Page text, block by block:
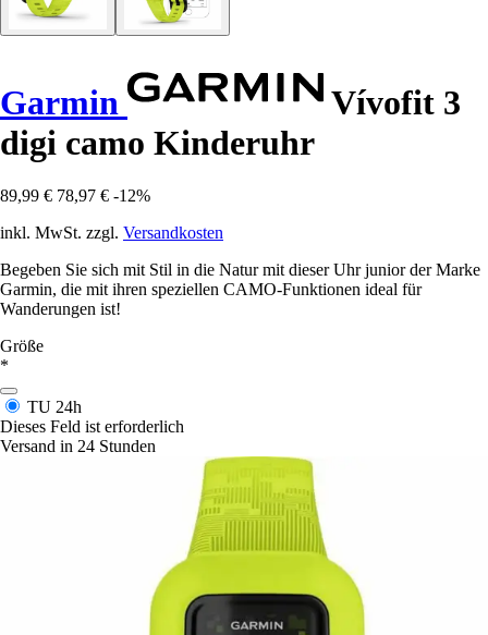
Garmin
Vívofit 3
digi camo Kinderuhr
89,99 € 78,97 € -12%
inkl. MwSt. zzgl. Versandkosten
Begeben Sie sich mit Stil in die Natur mit dieser Uhr junior der Marke
Garmin, die mit ihren speziellen CAMO-Funktionen ideal für
Wanderungen ist!
Größe
*
TU 24h
Dieses Feld ist erforderlich
Versand in 24 Stunden